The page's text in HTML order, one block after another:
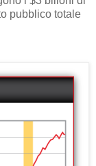
pubblico totale